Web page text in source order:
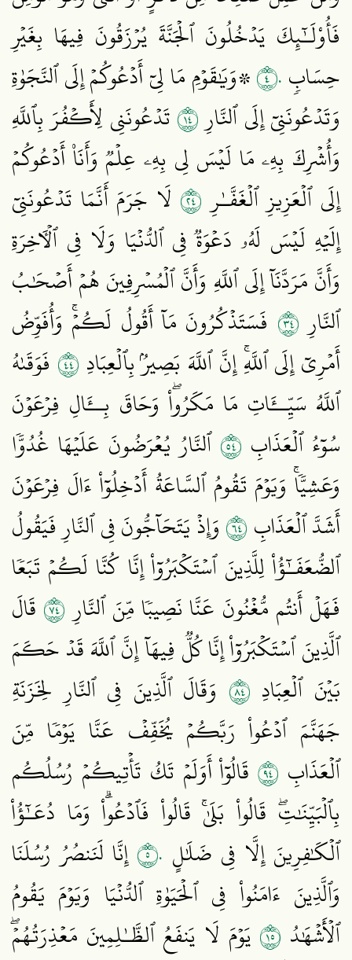
فَأُوْلَـٰٓئِكَ يَدۡخُلُونَ ٱلۡجَنَّةَ يُرۡزَقُونَ فِيهَا بِغَيۡرِ
حِسَابٖ٤٠۞وَيَٰقَوۡمِ مَا لِيٓ أَدۡعُوكُمۡ إِلَى ٱلنَّجَوٰةِ
وَتَدۡعُونَنِيٓ إِلَى ٱلنَّارِ٤١تَدۡعُونَنِي لِأَكۡفُرَ بِٱللَّهِ
وَأُشۡرِكَ بِهِۦ مَا لَيۡسَ لِي بِهِۦ عِلۡمٞ وَأَنَا۠ أَدۡعُوكُمۡ
إِلَى ٱلۡعَزِيزِ ٱلۡغَفَّـٰرِ٤٢ لَا جَرَمَ أَنَّمَا تَدۡعُونَنِيٓ
إِلَيۡهِ لَيۡسَ لَهُۥ دَعۡوَةٞ فِي ٱلدُّنۡيَا وَلَا فِي ٱلۡأٓخِرَةِ
وَأَنَّ مَرَدَّنَآ إِلَى ٱللَّهِ وَأَنَّ ٱلۡمُسۡرِفِينَ هُمۡ أَصۡحَٰبُ
ٱلنَّارِ ٤٣ فَسَتَذۡكُرُونَ مَآ أَقُولُ لَكُمۡۚ وَأُفَوِّضُ
أَمۡرِيٓ إِلَى ٱللَّهِۚ إِنَّ ٱللَّهَ بَصِيرُۢ بِٱلۡعِبَادِ ٤٤ فَوَقَىٰهُ
ٱللَّهُ سَيِّــَٔاتِ مَا مَكَرُواْۖ وَحَاقَ بِــَٔالِ فِرۡعَوۡنَ
سُوٓءُ ٱلۡعَذَابِ ٤٥ ٱلنَّارُ يُعۡرَضُونَ عَلَيۡهَا غُدُوّٗا
وَعَشِيّٗاۚ وَيَوۡمَ تَقُومُ ٱلسَّاعَةُ أَدۡخِلُوٓاْ ءَالَ فِرۡعَوۡنَ
أَشَدَّ ٱلۡعَذَابِ٤٦وَإِذۡ يَتَحَآجُّونَ فِي ٱلنَّارِ فَيَقُولُ
ٱلضُّعَفَـٰٓؤُاْ لِلَّذِينَ ٱسۡتَكۡبَرُوٓاْ إِنَّا كُنَّا لَكُمۡ تَبَعٗا
فَهَلۡ أَنتُم مُّغۡنُونَ عَنَّا نَصِيبٗا مِّنَ ٱلنَّارِ ٤٧ قَالَ
ٱلَّذِينَ ٱسۡتَكۡبَرُوٓاْ إِنَّا كُلّٞ فِيهَآ إِنَّ ٱللَّهَ قَدۡ حَكَمَ
بَيۡنَ ٱلۡعِبَادِ ٤٨ وَقَالَ ٱلَّذِينَ فِي ٱلنَّارِ لِخَزَنَةِ
جَهَنَّمَ ٱدۡعُواْ رَبَّكُمۡ يُخَفِّفۡ عَنَّا يَوۡمٗا مِّنَ
ٱلۡعَذَابِ ٤٩قَالُوٓاْ أَوَلَمۡ تَكُ تَأۡتِيكُمۡ رُسُلُكُم
بِٱلۡبَيِّنَٰتِۖ قَالُواْ بَلَىٰۚ قَالُواْ فَٱدۡعُواْۗ وَمَا دُعَـٰٓؤُاْ
ٱلۡكَٰفِرِينَ إِلَّا فِي ضَلَٰلٍ ٥٠ إِنَّا لَنَنصُرُ رُسُلَنَا
وَٱلَّذِينَ ءَامَنُواْ فِي ٱلۡحَيَوٰةِ ٱلدُّنۡيَا وَيَوۡمَ يَقُومُ
ٱلۡأَشۡهَٰدُ ٥١ يَوۡمَ لَا يَنفَعُ ٱلظَّـٰلِمِينَ مَعۡذِرَتُهُمۡۖ